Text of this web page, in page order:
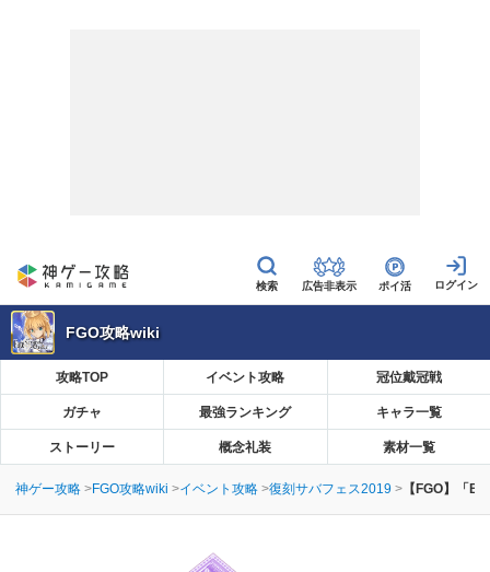
広告非表示 ポイ活
FGO攻略wiki
攻略TOP イベント攻略 冠位戴冠戦
ガチャ 最強ランキング キャラ一覧
ストーリー 概念礼装 素材一覧
神ゲー攻略 FGO攻略wiki イベント攻略 復刻サバフェス2019 【FGO】「